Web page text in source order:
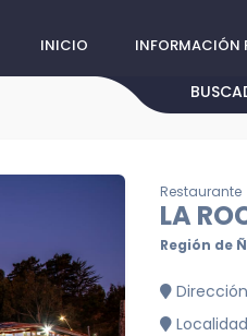
INICIO INFORMACIÓN
Restaurante
LA
Región de